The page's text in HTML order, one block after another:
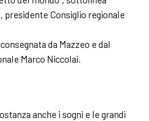
presidente Consiglio regionale
da Mazzeo e dal
Marco Niccolai.
anche i sogni e le grandi